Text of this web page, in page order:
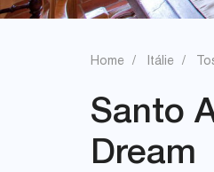
Home Itálie
Santo
Dream